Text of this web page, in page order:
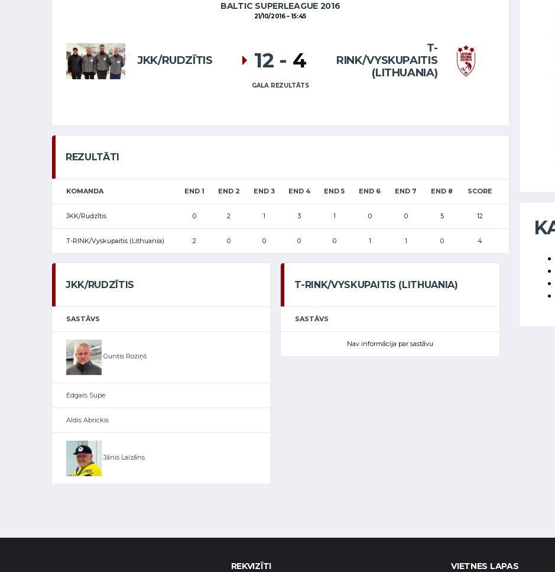
BALTIC SUPERLEAGUE 2016
21/10/2016 15:45
JKK/RUDZĪTIS
T-
RINK/VYSKUPAITIS
(LITHUANIA)
12 - 4
GALA REZULTĀTS
REZULTĀTI
KOMANDA END 1 END 2 END 3 END 4 END 5 END 6 END 7 END 8 SCORE
JKK/Rudzītis 0 2 1 3 1 0 0 5 12
T-RINK/Vyskupaitis (Lithuania) 2 0 0 0 0 1 1 0 4
JKK/RUDZĪTIS
SASTĀVS
Guntis Roziņš
Edgars Supe
Aldis Abrickis
Jānis Laizāns
T-RINK/VYSKUPAITIS (LITHUANIA)
SASTĀVS
Nav informācija par sastāvu
REKVIZĪTI VIETNES LAPAS